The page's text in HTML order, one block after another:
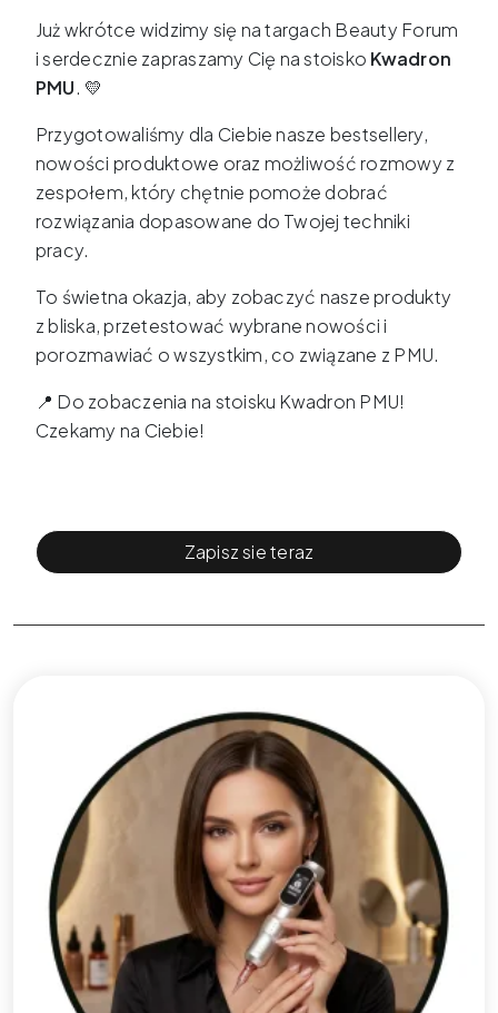
Już wkrótce widzimy się na targach Beauty Forum
i serdecznie zapraszamy Cię na stoisko Kwadron
PMU. 💛
Przygotowaliśmy dla Ciebie nasze bestsellery,
nowości produktowe oraz możliwość rozmowy z
zespołem, który chętnie pomoże dobrać
rozwiązania dopasowane do Twojej techniki
pracy.
To świetna okazja, aby zobaczyć nasze produkty
z bliska, przetestować wybrane nowości i
porozmawiać o wszystkim, co związane z PMU.
📍 Do zobaczenia na stoisku Kwadron PMU!
Czekamy na Ciebie!
Zapisz sie teraz